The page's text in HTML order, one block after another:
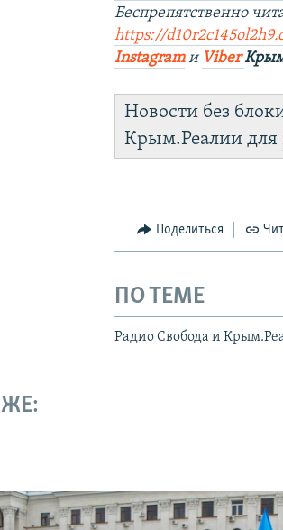
Беспрепятственно
https://
Instagramи Viber
Новости без
Крым.Реалии для
Поделиться
ПО ТЕМЕ
Радио Свобода и